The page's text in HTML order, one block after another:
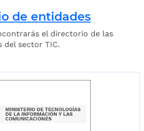
de entidades
el directorio de las
del sector TIC.